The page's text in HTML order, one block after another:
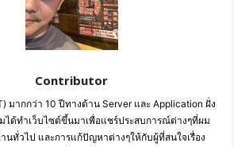
Contributor
มากกว่า 10 ปีทางด้าน Server และ Application ฝั่ง
ได้ทำเว็บไซต์ขึ้นมาเพื่อแชร์ประสบการณ์ต่างๆที่ผม
านทั่วไป และการแก้ปัญหาต่างๆให้กับผู้ที่สนใจเรื่อง